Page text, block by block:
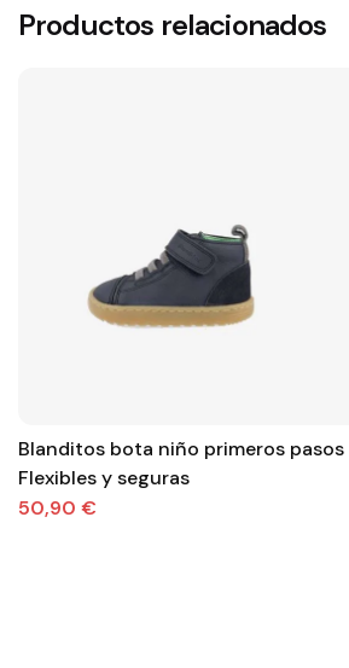
Productos relacionados
Blanditos bota niño primeros pasos
Flexibles y seguras
50,90 €